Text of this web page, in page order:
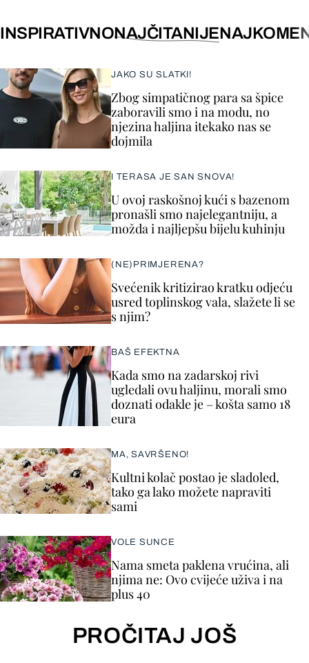
INSPIRATIVNONAJČITANIJE
JAKO SU SLATKI!
Zbog simpatičnog para sa špice
zaboravili smo i na modu, no
njezina haljina itekako nas se
dojmila
I TERASA JE SAN SNOVA!
U ovoj raskošnoj kući s bazenom
pronašli smo najelegantniju, a
možda i najljepšu bijelu kuhinju
(NE)PRIMJERENA?
Svećenik kritizirao kratku odjeću
usred toplinskog vala, slažete li se
s njim?
BAŠ EFEKTNA
Kada smo na zadarskoj rivi
ugledali ovu haljinu, morali smo
doznati odakle je – košta samo 18
eura
MA, SAVRŠENO!
Kultni kolač postao je sladoled,
tako ga lako možete napraviti
sami
VOLE SUNCE
Nama smeta paklena vrućina, ali
njima ne: Ovo cvijeće uživa i na
plus 40
PROČITAJ JOŠ